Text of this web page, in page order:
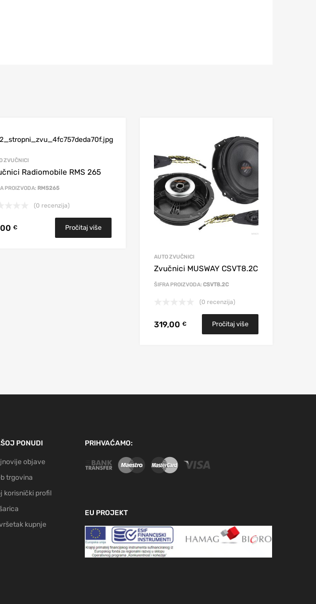
ZVUČNICI
Radiomobile RMS 265
PROIZVODA: RMS265
(0 recenzija)
€ Pročitaj više
AUTO ZVUČNICI
Zvučnici MUSWAY CSVT8.2C
ŠIFRA PROIZVODA:CSVT8.2C
(0 recenzija)
319,00€ Pročitaj više
PONUDI
objave
trgovina
korisnički profil
kupnje
PRIHVAĆAMO:
EU PROJEKT